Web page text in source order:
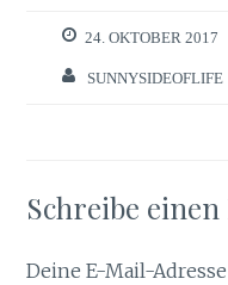
24. OKTOBER 2017
SUNNYSIDEOFLIFE
Schreibe
Deine E-Mail-